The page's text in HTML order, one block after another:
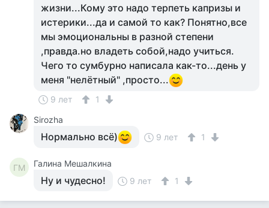
жизни...Кому это надо терпеть капризы и
истерики...да и самой то как? Понятно,все
мы эмоциональны в разной степени
,правда.но владеть собой,надо учиться.
Чего то сумбурно написала как-то...день у
меня "нелётный" ,просто...
9 лет
1
Sirozha
Нормально всё) 9 лет 1
ГМ Галина Мешалкина
Ну и чудесно! 9 лет 1